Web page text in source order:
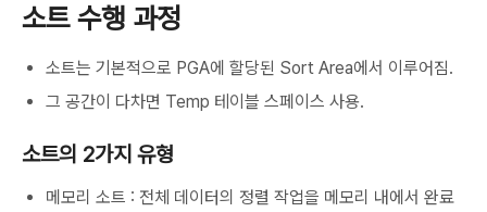
소트 수행 과정
소트는 기본적으로 PGA에 할당된 Sort Area에서 이루어짐.
그 공간이 다차면 Temp 테이블 스페이스 사용.
소트의 2가지 유형
메모리 소트 : 전체 데이터의 정렬 작업을 메모리 내에서 완료